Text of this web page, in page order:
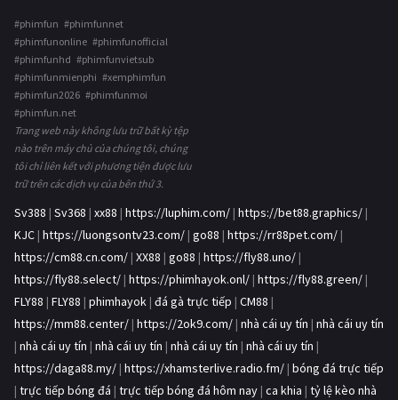
#phimfun #phimfunnet
#phimfunonline #phimfunofficial
#phimfunhd #phimfunvietsub
#phimfunmienphi #xemphimfun
#phimfun2026 #phimfunmoi
#phimfun.net
Trang web này không lưu trữ bất kỳ tệp
nào trên máy chủ của chúng tôi, chúng
tôi chỉ liên kết với phương tiện được lưu
trữ trên các dịch vụ của bên thứ 3.
Sv388 | Sv368 | xx88 | https://luphim.com/ | https://bet88.graphics/ |
KJC | https://luongsontv23.com/ | go88 | https://rr88pet.com/ |
https://cm88.cn.com/ | XX88 | go88 | https://fly88.uno/ |
https://fly88.select/ | https://phimhayok.onl/ | https://fly88.green/ |
FLY88 | FLY88 | phimhayok | đá gà trực tiếp | CM88 |
https://mm88.center/ | https://2ok9.com/ | nhà cái uy tín | nhà cái uy tín
| nhà cái uy tín | nhà cái uy tín | nhà cái uy tín | nhà cái uy tín |
https://daga88.my/ | https://xhamsterlive.radio.fm/ | bóng đá trực tiếp
| trực tiếp bóng đá | trực tiếp bóng đá hôm nay | ca khia | tỷ lệ kèo nhà